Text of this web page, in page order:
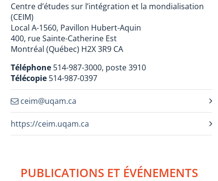
Centre d’études sur l’intégration et la mondialisation
(CEIM)
Local A-1560, Pavillon Hubert-Aquin
400, rue Sainte-Catherine Est
Montréal (Québec) H2X 3R9 CA
Téléphone 514-987-3000, poste 3910
Télécopie 514-987-0397
ceim@uqam.ca
https://ceim.uqam.ca
PUBLICATIONS ET ÉVÉNEMENTS